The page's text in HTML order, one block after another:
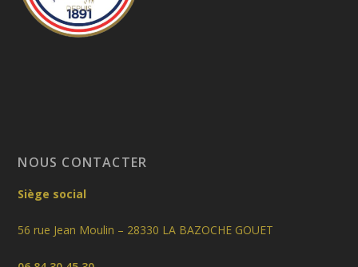
NOUS CONTACTER
Siège social
56 rue Jean Moulin – 28330 LA BAZOCHE GOUET